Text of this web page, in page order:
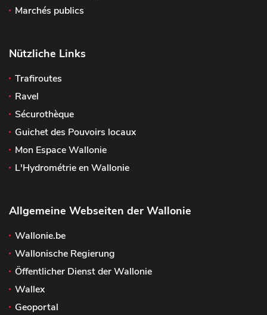
Marchés publics
Nützliche Links
Trafiroutes
Ravel
Sécurothèque
Guichet des Pouvoirs locaux
Mon Espace Wallonie
L'Hydrométrie en Wallonie
Allgemeine Webseiten der Wallonie
Wallonie.be
Wallonische Regierung
Öffentlicher Dienst der Wallonie
Wallex
Geoportal